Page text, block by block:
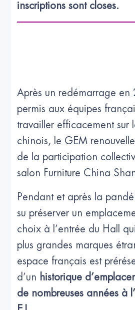
inscriptions sont closes.
Après un redémarrage en
permis aux équipes
travailler efficacement sur
chinois, le GEM
de la participation
salon Furniture China
Pendant et après la
su préserver un
choix à l’entrée du Hall
plus grandes marques
espace français est
d’un historique
de nombreuses années à